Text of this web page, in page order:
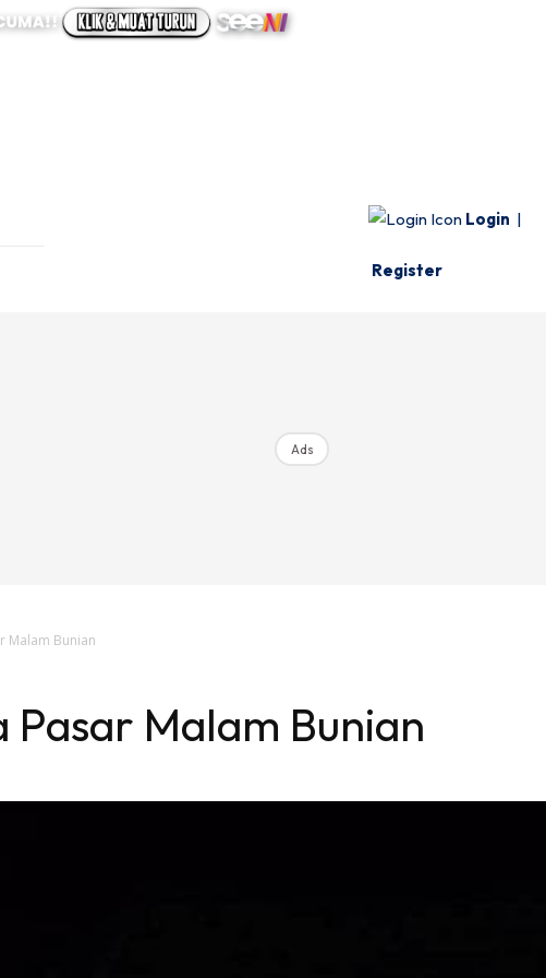
Login |
Register
Ads
Malam Bunian
Pasar Malam Bunian